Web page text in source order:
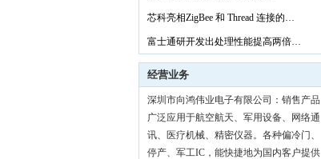
芯科亮相ZigBee 和 Thread 连接的…
富士通研开发出处理性能提高两倍…
经营业务
深圳市向鸿伟业电子有限公司：销售产品
广泛应用于航空航天、军用设备、网络通
讯、医疗机械、精密仪器。各种偏冷门、
停产、军工IC，能快捷地为国内客户提供